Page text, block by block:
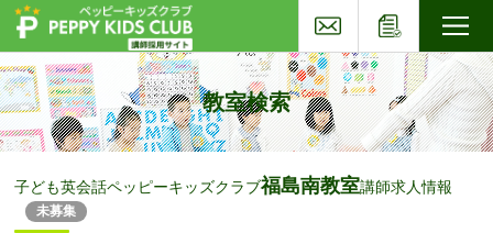
教室検索
子ども英会話ペッピーキッズクラブ福島南教室講師求人情報
未募集